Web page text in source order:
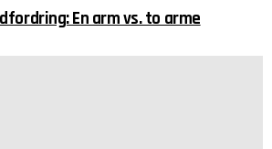
En arm vs. to arme